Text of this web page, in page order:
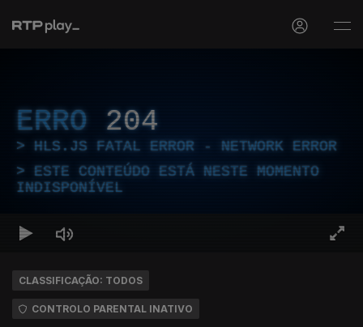
ERRO 204
HLS.JS FATAL ERROR - NETWORK ERROR
ESTE CONTEÚDO ESTÁ NESTE MOMENTO
INDISPONÍVEL
CLASSIFICAÇÃO: TODOS
CONTROLO PARENTAL INATIVO